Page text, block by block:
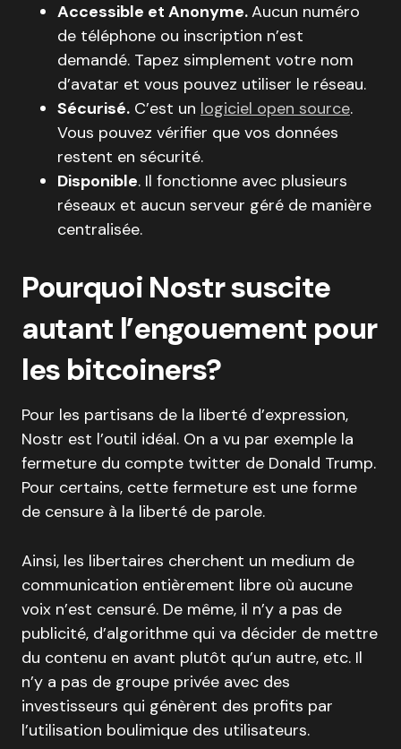
Accessible et Anonyme.Aucun numéro
de téléphone ou inscription n’est
demandé. Tapez simplement votre nom
d’avatar et vous pouvez utiliser le réseau.
Sécurisé. C’est un logiciel open source.
Vous pouvez vérifier que vos données
restent en sécurité.
Disponible. Il fonctionne avec plusieurs
réseaux et aucun serveur géré de manière
centralisée.
Pourquoi Nostr suscite
autant l’engouement pour
les bitcoiners?
Pour les partisans de la liberté d’expression,
Nostr est l’outil idéal. On a vu par exemple la
fermeture du compte twitter de Donald Trump.
Pour certains, cette fermeture est une forme
de censure à la liberté de parole.
Ainsi, les libertaires cherchent un medium de
communication entièrement libre où aucune
voix n’est censuré. De même, il n’y a pas de
publicité, d’algorithme qui va décider de mettre
du contenu en avant plutôt qu’un autre, etc. Il
n’y a pas de groupe privée avec des
investisseurs qui génèrent des profits par
l’utilisation boulimique des utilisateurs.